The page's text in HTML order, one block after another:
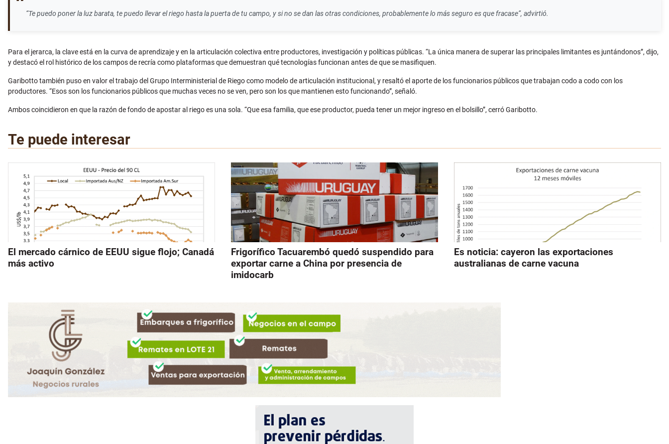
“Te puedo poner la luz barata, te puedo llevar el riego hasta la puerta de tu campo, y si no se dan las otras condiciones, probablemente lo más seguro es que fracase”, advirtió.
Para el jerarca, la clave está en la curva de aprendizaje y en la articulación colectiva entre productores, investigación y políticas públicas. “La única manera de superar las principales limitantes es juntándonos”, dijo,
y destacó el rol histórico de los campos de recría como plataformas que demuestran qué tecnologías funcionan antes de que se masifiquen.
Garibotto también puso en valor el trabajo del Grupo Interministerial de Riego como modelo de articulación institucional, y resaltó el aporte de los funcionarios públicos que trabajan codo a codo con los
productores. “Esos son los funcionarios públicos que muchas veces no se ven, pero son los que mantienen esto funcionando”, señaló.
Ambos coincidieron en que la razón de fondo de apostar al riego es una sola. “Que esa familia, que ese productor, pueda tener un mejor ingreso en el bolsillo”, cerró Garibotto.
Te puede interesar
El mercado cárnico de EEUU sigue flojo; Canadá
más activo
Frigorífico Tacuarembó quedó suspendido para
exportar carne a China por presencia de
imidocarb
Es noticia: cayeron las exportaciones
australianas de carne vacuna